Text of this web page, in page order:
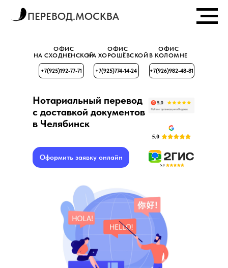
ПЕРЕВОД.МОСКВА
+7(925)192-77-71 +7(925)774-14-24 +7(926)982-48-81
ОФИС
В КОЛОМНЕ
ОФИС
НА ХОРОШЁВСКОЙ
ОФИС
НА СХОДНЕНСКОЙ
Нотариальный перевод
с доставкой документов
в Челябинск
Оформить заявку онлайн